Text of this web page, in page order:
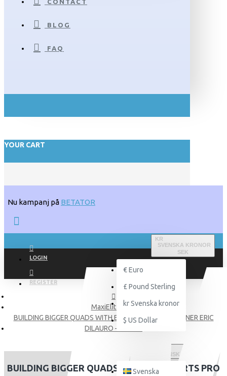
CONTACT
BLOG
FAQ
YOUR CART
Nu kampanj på BETATOR
LOGIN
REGISTER
KR
SVENSKA KRONOR
SEK
€ Euro
£ Pound Sterling
kr Svenska kronor
$ US Dollar
SVENSKA
Svenska
MaxiElit Blogg
BUILDING BIGGER QUADS WITH EFX SPORTS PRO TRAINER ERIC
DILAURO – PART 2
BUILDING BIGGER QUADS WITH EFX SPORTS PRO